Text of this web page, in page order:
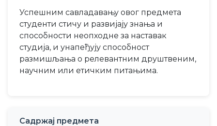
Успешним савладавању овог предмета
студенти стичу и развијају знања и
способности неопходне за наставак
студија, и унапеђују способност
размишљања о релевантним друштвеним,
научним или етичким питањима.
Садржај предмета